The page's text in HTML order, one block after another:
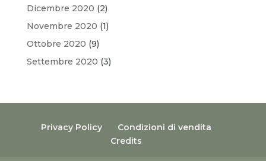
Dicembre 2020 (2)
Novembre 2020 (1)
Ottobre 2020 (9)
Settembre 2020 (3)
Privacy Policy
Condizioni di vendita
Credits